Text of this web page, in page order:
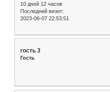
10 дней 12 часов
Последний визит:
2023-06-07 22:53:51
гость 3
Гость